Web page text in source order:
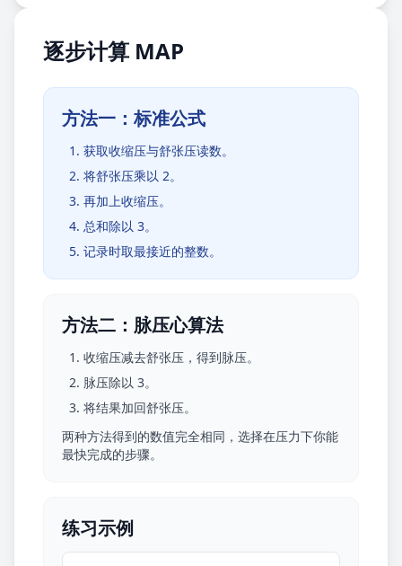
逐步计算 MAP
方法一：标准公式
获取收缩压与舒张压读数。
将舒张压乘以 2。
再加上收缩压。
总和除以 3。
记录时取最接近的整数。
方法二：脉压心算法
收缩压减去舒张压，得到脉压。
脉压除以 3。
将结果加回舒张压。
两种方法得到的数值完全相同，选择在压力下你能
最快完成的步骤。
练习示例